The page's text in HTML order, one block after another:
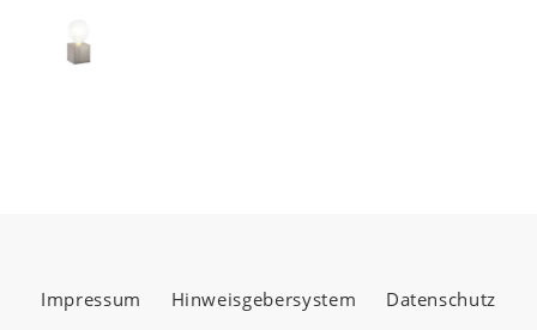
Impressum Hinweisgebersystem Datenschutz